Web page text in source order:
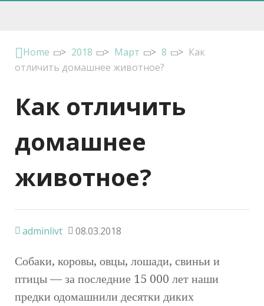
Home > 2018 > Март > 8 > Как
отличить домашнее животное?
Как отличить
домашнее
животное?
adminlivt 08.03.2018
Собаки, коровы, овцы, лошади, свиньи и
птицы — за последние 15 000 лет наши
предки одомашнили десятки диких